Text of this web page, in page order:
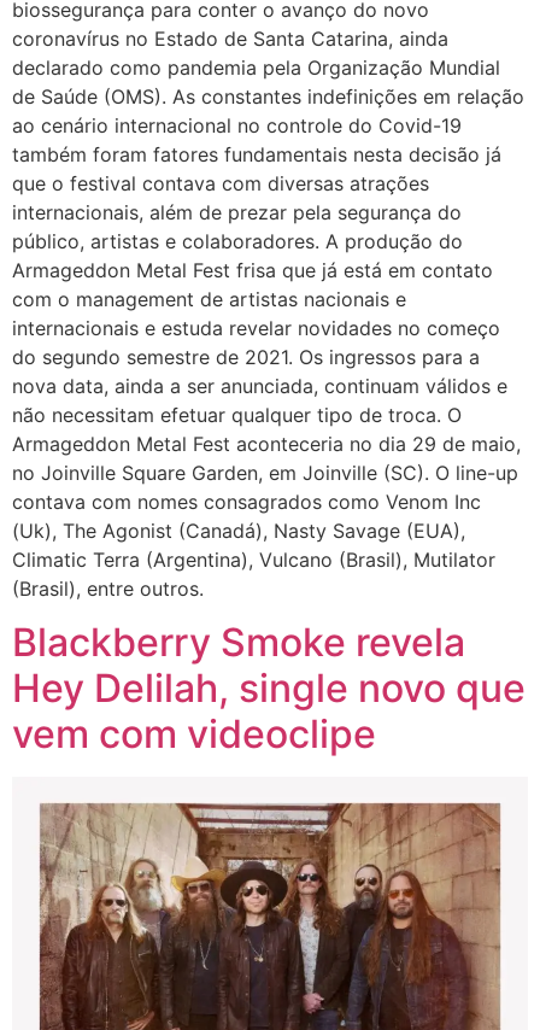
biossegurança para conter o avanço do novo
coronavírus no Estado de Santa Catarina, ainda
declarado como pandemia pela Organização Mundial
de Saúde (OMS). As constantes indefinições em relação
ao cenário internacional no controle do Covid-19
também foram fatores fundamentais nesta decisão já
que o festival contava com diversas atrações
internacionais, além de prezar pela segurança do
público, artistas e colaboradores. A produção do
Armageddon Metal Fest frisa que já está em contato
com o management de artistas nacionais e
internacionais e estuda revelar novidades no começo
do segundo semestre de 2021. Os ingressos para a
nova data, ainda a ser anunciada, continuam válidos e
não necessitam efetuar qualquer tipo de troca. O
Armageddon Metal Fest aconteceria no dia 29 de maio,
no Joinville Square Garden, em Joinville (SC). O line-up
contava com nomes consagrados como Venom Inc
(Uk), The Agonist (Canadá), Nasty Savage (EUA),
Climatic Terra (Argentina), Vulcano (Brasil), Mutilator
(Brasil), entre outros.
Blackberry Smoke revela
Hey Delilah, single novo que
vem com videoclipe